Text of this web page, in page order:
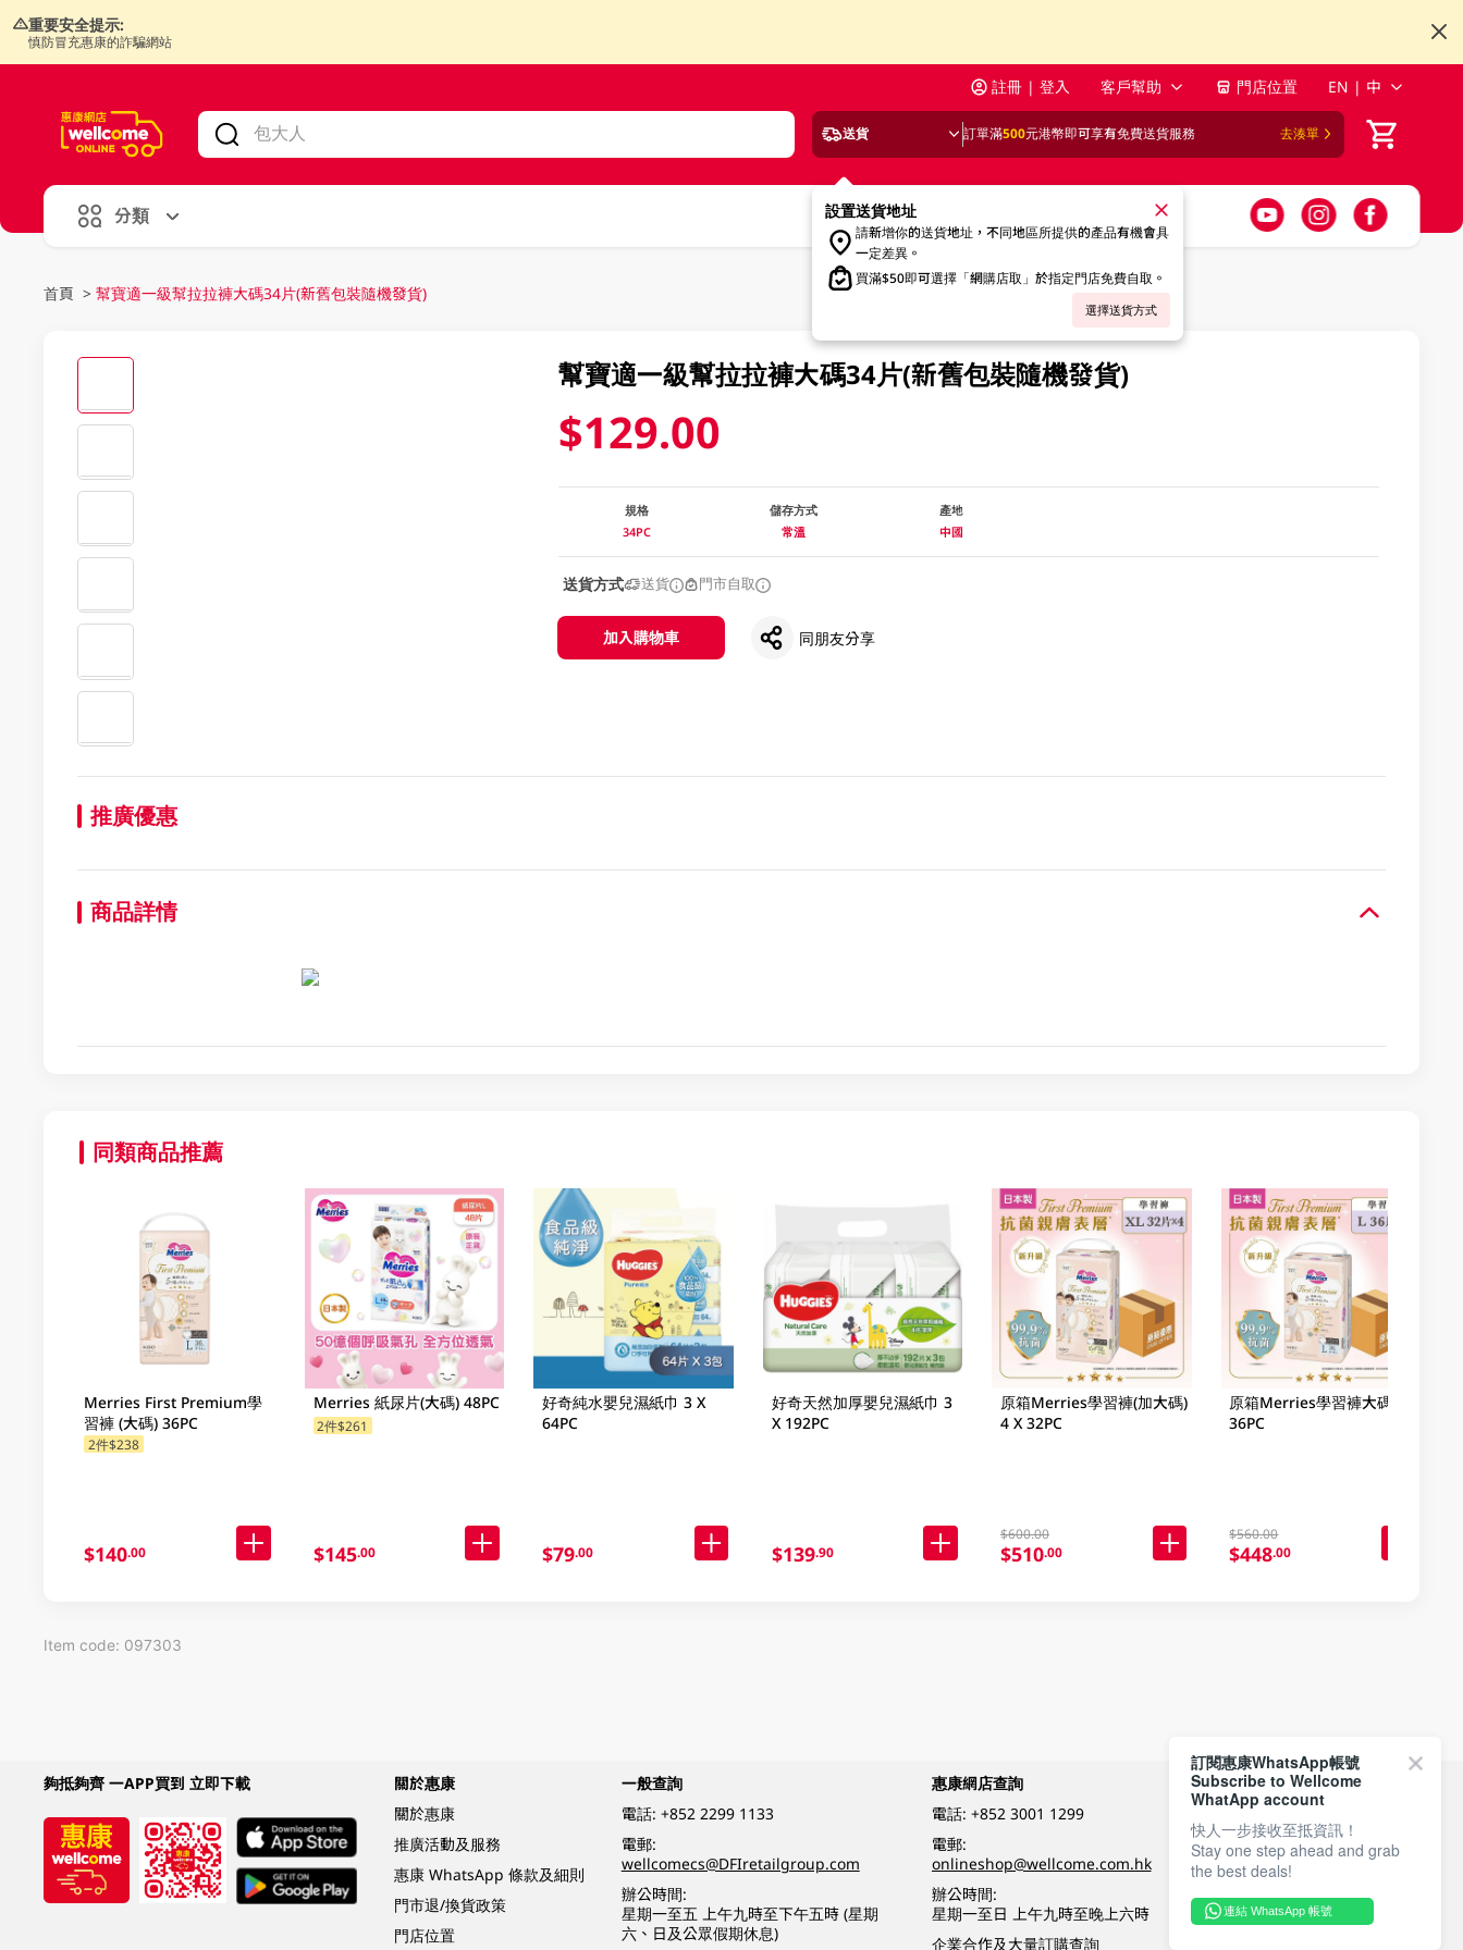
重要安全提示:
慎防冒充惠康的詐騙網站
註冊 | 登入 客戶幫助 門店位置 EN | 中
送貨 訂單滿500元港幣即可享有免費送貨服務 去湊單
設置送貨地址
請新增你的送貨地址，不同地區所提供的產品有機會具
一定差異。
買滿$50即可選擇「網購店取」於指定門店免費自取。
選擇送貨方式
分類
首頁 > 幫寶適一級幫拉拉褲大碼34片(新舊包裝隨機發貨)
幫寶適一級幫拉拉褲大碼34片(新舊包裝隨機發貨)
$129.00
規格
34PC
儲存方式
常溫
產地
中國
送貨方式 送貨 門市自取
加入購物車 同朋友分享
推廣優惠
商品詳情
同類商品推薦
Merries First Premium學
習褲 (大碼) 36PC
2件$238
$140.00
Merries 紙尿片(大碼) 48PC
2件$261
$145.00
好奇純水嬰兒濕紙巾 3 X
64PC
$79.00
好奇天然加厚嬰兒濕紙巾 3
X 192PC
$139.90
原箱Merries學習褲(加大碼)
4 X 32PC
$600.00
$510.00
原箱Merries學習褲大碼 4 X
36PC
$560.00
$448.00
Item code: 097303
夠抵夠齊 一APP買到 立即下載
關於惠康
關於惠康
推廣活動及服務
惠康 WhatsApp 條款及細則
門市退/換貨政策
門店位置
一般查詢
電話: +852 2299 1133
電郵:
wellcomecs@DFIretailgroup.com
辦公時間:
星期一至五 上午九時至下午五時 (星期
六、日及公眾假期休息)
惠康網店查詢
電話: +852 3001 1299
電郵:
onlineshop@wellcome.com.hk
辦公時間:
星期一至日 上午九時至晚上六時
企業合作及大量訂購查詢
付款方式
關注我們
訂閱惠康WhatsApp帳號
Subscribe to Wellcome
WhatApp account
快人一步接收至抵資訊！
Stay one step ahead and grab
the best deals!
連結 WhatsApp 帳號